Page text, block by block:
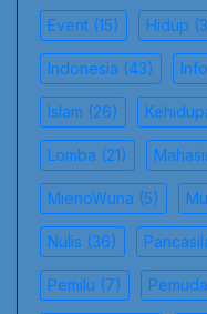
Event (15) Hidup
Indonesia (43) Info
Islam (26)
Lomba (21)
MienoWuna (5)
Nulis (36)
Pemilu (7) Pemuda